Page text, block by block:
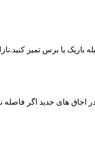
یا برس تمیز کنید.نازل
های جدید اگر فاصله